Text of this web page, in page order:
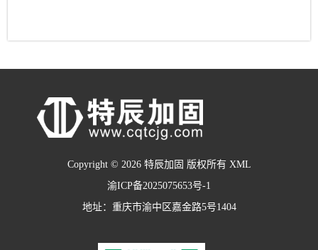
Copyright © 2026 特辰加固 版权所有 XML
渝ICP备2025075653号-1
地址：重庆市渝中区嘉金路5号1404